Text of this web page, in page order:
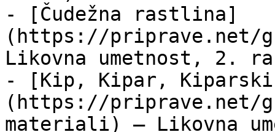
- [Čudežna rastlina]
(https://priprave.net/
Likovna umetnost, 2.
- [Kip, Kipar,
(https://priprave.net/
materiali) — Likovna